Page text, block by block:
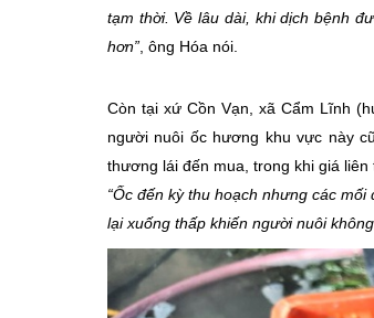
tạm thời. Về lâu dài, khi dịch bệnh
hơn” , ông Hóa nói.
Còn tại xứ Cồn Vạn, xã Cẩm Lĩnh
người nuôi ốc hương khu vực này
thương lái đến mua, trong khi giá liên
“Ốc đến kỳ thu hoạch nhưng các
lại xuống thấp khiến người nuôi